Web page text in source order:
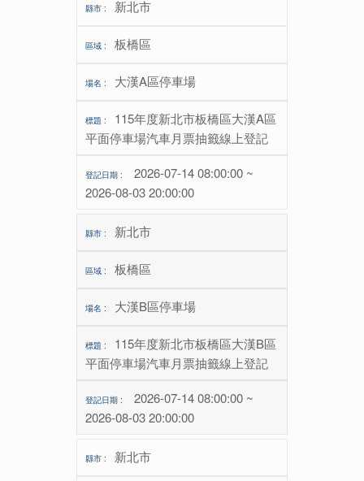
新北市
板橋區
大漢A區停車場
115年度新北市板橋區大漢A區
平面停車場汽車月票抽籤線上登記
2026-08-03 20:00:00
新北市
板橋區
大漢B區停車場
115年度新北市板橋區大漢B區
平面停車場汽車月票抽籤線上登記
2026-08-03 20:00:00
新北市